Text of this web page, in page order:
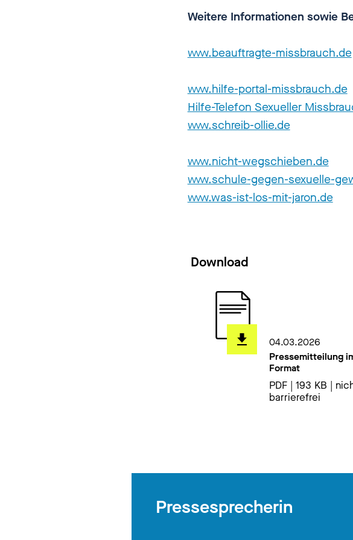
Weitere Informationen sowie
www.beauftragte-missbrauch.de
www.hilfe-portal-missbrauch.de
Hilfe-Telefon Sexueller
www.schreib-ollie.de
www.nicht-wegschieben.de
www.schule-gegen-sexuelle-
www.was-ist-los-mit-jaron.de
Download
04.03.2026
Pressemitteilung
Format
PDF | 193 KB |
barrierefrei
Pressesprecherin